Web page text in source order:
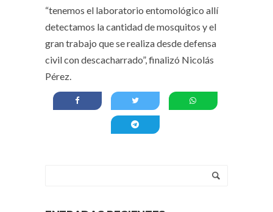
“tenemos el laboratorio entomológico allí
detectamos la cantidad de mosquitos y el
gran trabajo que se realiza desde defensa
civil con descacharrado”, finalizó Nicolás
Pérez.